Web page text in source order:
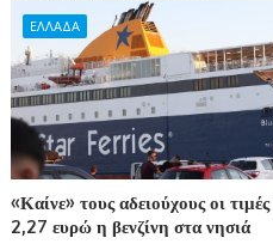
ΕΛΛΑΔΑ
«Καίνε» τους αδειούχους οι
2,27 ευρώ η βενζίνη στα νησιά